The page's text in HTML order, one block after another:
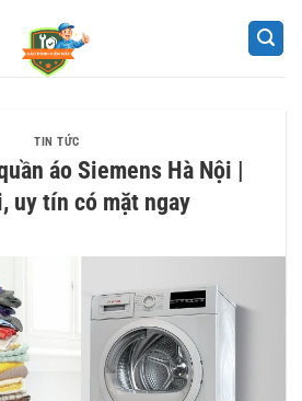
TIN TỨC
áo Siemens Hà Nội |
uy tín có mặt ngay